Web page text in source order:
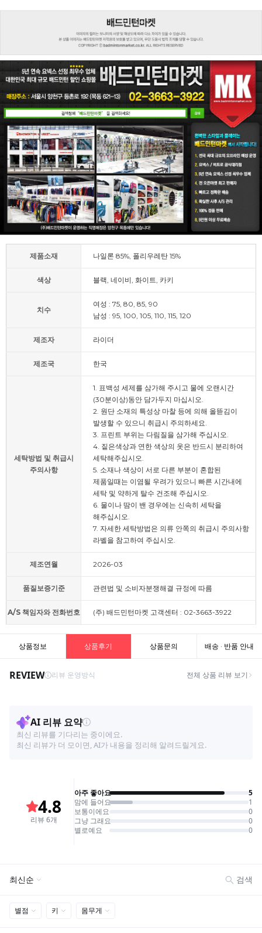
제품소재 나일론 85%, 폴리우레탄 15%
색상 블랙, 네이비, 화이트, 카키
치수
여성 : 75, 80, 85, 90
남성 : 95, 100, 105, 110, 115, 120
제조자 라이더
제조국 한국
세탁방법 및 취급시
주의사항
1. 표백성 세제를 삼가해 주시고 물에 오랜시간
(30분이상)동안 담가두지 마십시오.
2. 원단 소재의 특성상 마찰 등에 의해 올뜯김이
발생할 수 있으니 취급시 주의하세요.
3. 프린트 부위는 다림질을 삼가해 주십시오.
4. 짙은색상과 연한 색상의 옷은 반드시 분리하여
세탁해주십시오.
5. 소재나 색상이 서로 다른 부분이 혼합된
제품일때는 이염될 우려가 있으니 빠른 시간내에
세탁 및 약하게 탈수 건조해 주십시오.
6. 물이나 땀이 밴 경우에는 신속히 세탁을
해주십시오.
7. 자세한 세탁방법은 의류 안쪽의 취급시 주의사항
라벨을 참고하여 주십시오.
제조연월 2026-03
품질보증기준 관련법 및 소비자분쟁해결 규정에 따름
A/S 책임자와 전화번호 (주) 배드민턴마켓 고객센터 : 02-3663-3922
상품정보 상품후기 상품문의 배송 · 반품 안내